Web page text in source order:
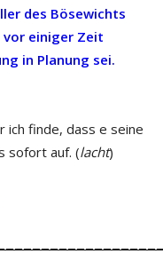
des Bösewichts
vor einiger Zeit
in Planung sei.
ich finde, dass e seine
sofort auf. (lacht)